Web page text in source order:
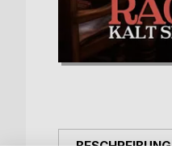
BESCHREIBUNG